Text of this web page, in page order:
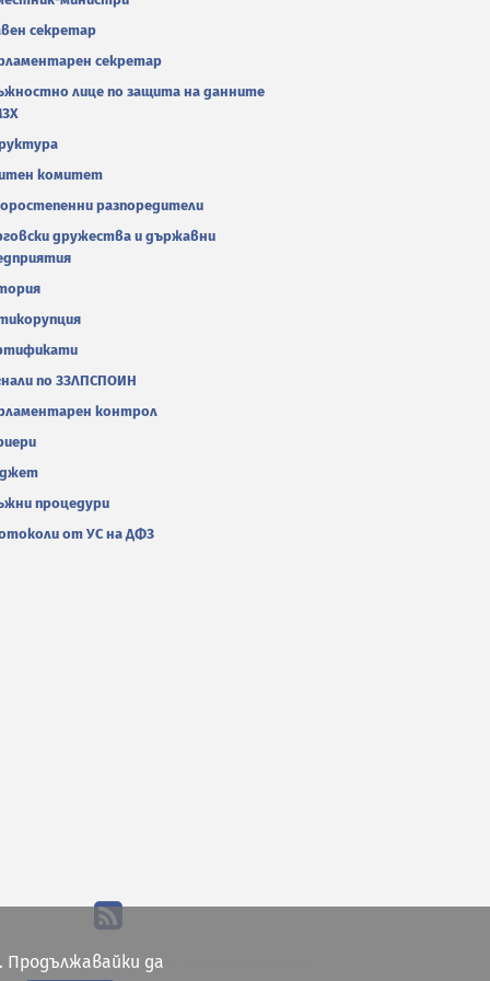
секретар
секретар
лице по защита на данните
комитет
разпоредители
дружества и държавни
по ЗЗЛПСПОИН
контрол
процедури
от УС на ДФЗ
Продължавайки да